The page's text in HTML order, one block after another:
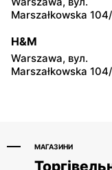
Groszek
Ignacego
Groszek
Marszałkowska
H&M
Warszawa, вул.
Marszałkowska
МАГАЗИНИ